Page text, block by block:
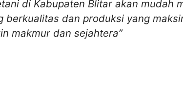
di Kabupaten Blitar akan mudah
berkualitas dan produksi yang
makmur dan sejahtera”